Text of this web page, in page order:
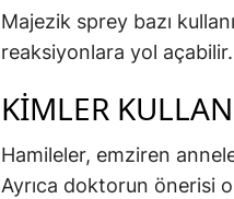
Majezik sprey bazı
reaksiyonlara yol açabilir.
KIMLER
Hamileler, emziren
Ayrıca doktorun önerisi